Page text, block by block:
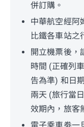
併訂購。
中華航空經阿
比鐵各車站之
開立機票後，
時間 (正確列
告為準) 和日
兩天 (旅行當
效期內，旅客